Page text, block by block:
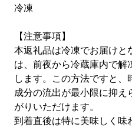
冷凍
【注意事項】
本返礼品は冷凍でお届けと
は、前夜から冷蔵庫内で解
します。この方法ですと
成分の流出が最小限に抑
がりいただけます。
到着直後は特に美味しく味